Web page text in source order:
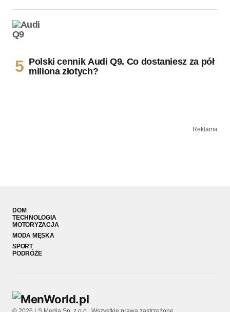
Polski cennik Audi Q9. Co dostaniesz za pół
miliona złotych?
Reklama
DOM
TECHNOLOGIA
MOTORYZACJA
MODA MĘSKA
SPORT
PODRÓŻE